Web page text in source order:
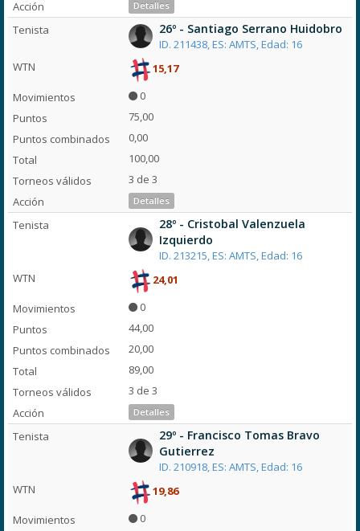
Detalles
26º - Santiago Serrano Huidobro
ID. 211438, ES: AMTS, Edad: 16
15,17
0
75,00
0,00
100,00
3 de 3
Detalles
28º - Cristobal Valenzuela
Izquierdo
ID. 213215, ES: AMTS, Edad: 16
24,01
0
44,00
20,00
89,00
3 de 3
Detalles
29º - Francisco Tomas Bravo
Gutierrez
ID. 210918, ES: AMTS, Edad: 16
19,86
0